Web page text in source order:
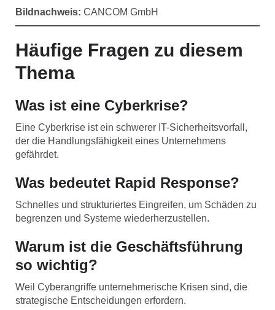
Bildnachweis: CANCOM GmbH
Häufige Fragen zu diesem
Thema
Was ist eine Cyberkrise?
Eine Cyberkrise ist ein schwerer IT-Sicherheitsvorfall,
der die Handlungsfähigkeit eines Unternehmens
gefährdet.
Was bedeutet Rapid Response?
Schnelles und strukturiertes Eingreifen, um Schäden zu
begrenzen und Systeme wiederherzustellen.
Warum ist die Geschäftsführung
so wichtig?
Weil Cyberangriffe unternehmerische Krisen sind, die
strategische Entscheidungen erfordern.